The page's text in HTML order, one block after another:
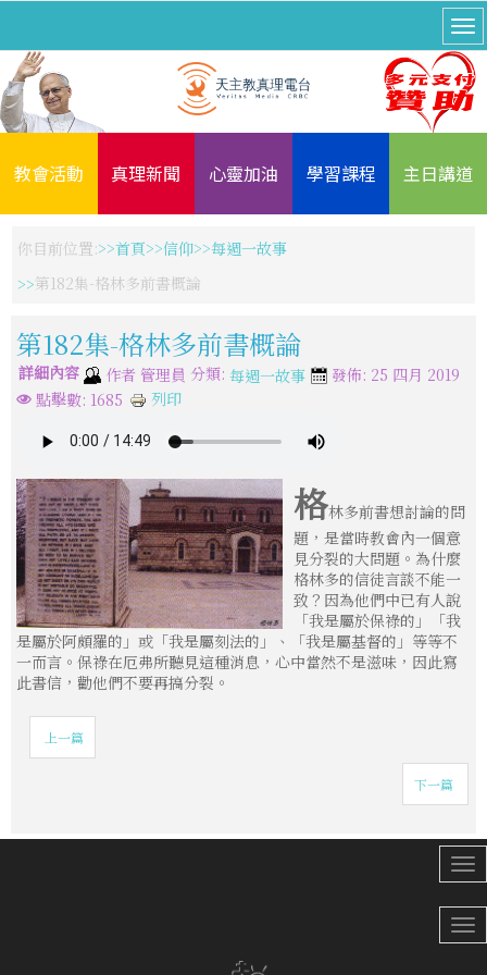
教會活動 真理新聞 心靈加油 學習課程 主日講道
你目前位置: 首頁 信仰
每週一故事
第182集-格林多前書概論
第182集-格林多前書概論
詳細內容 作者 管理員 分類: 每週一故事
發佈: 25 四月 2019
點擊數: 1685
列印
格林多前書想討論的問
題，是當時教會內一個意
見分裂的大問題。為什麼
格林多的信徒言談不能一
致？因為他們中已有人說
「我是屬於保祿的」「我
是屬於阿頗羅的」或「我是屬刻法的」、「我是屬基督的」等等不
一而言。保祿在厄弗所聽見這種消息，心中當然不是滋味，因此寫
此書信，勸他們不要再搞分裂。
上一篇
下一篇